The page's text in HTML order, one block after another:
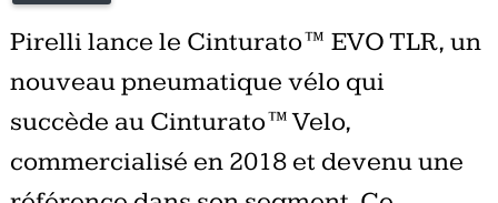
Pirelli lance le Cinturato™ EVO TLR, un
nouveau pneumatique vélo qui
succède au Cinturato™ Velo,
commercialisé en 2018 et devenu une